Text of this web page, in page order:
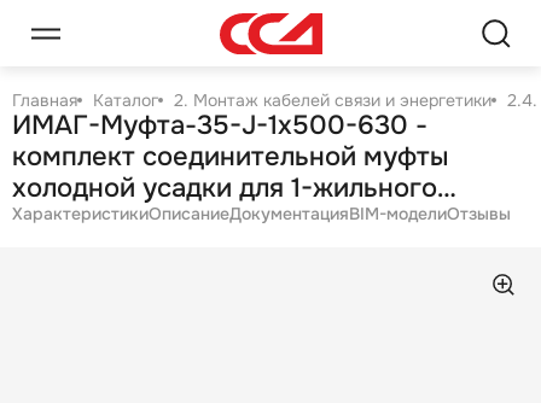
Главная Каталог 2. Монтаж кабелей связи и энергетики 2.4.
ИМАГ-Муфта-35-J-1х500-630 -
комплект соединительной муфты
холодной усадки для 1-жильного
кабеля с изоляцией из СПЭ на 35 кВ,
ХарактеристикиОписаниеДокументацияBIM-моделиОтзывы